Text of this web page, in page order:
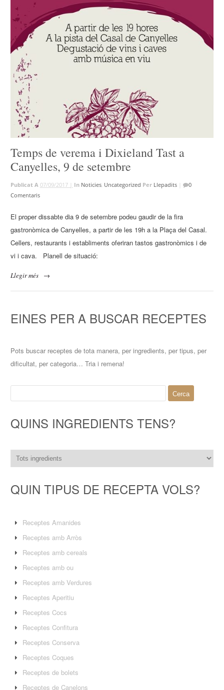
Temps de verema i Dixieland Tast a
Canyelles, 9 de setembre
Publicat A07/09/2017 | In Noticies, Uncategorized Per Llepadits
0
Comentaris
El proper dissabte dia 9 de setembre podeu gaudir de la fira
gastronòmica de Canyelles, a partir de les 19h a la Plaça del Casal.
Cellers, restaurants i establiments oferiran tastos gastronòmics i de
vi i cava. Planell de situació:
Llegir més →
EINES PER A BUSCAR RECEPTES
Pots buscar receptes de tota manera, per ingredients, per tipus, per
dificultat, per categoria… Tria i remena!
QUINS INGREDIENTS TENS?
QUIN TIPUS DE RECEPTA VOLS?
Receptes Amanides
Receptes amb Arròs
Receptes amb cereals
Receptes amb ou
Receptes amb Verdures
Receptes Aperitiu
Receptes Cocs
Receptes Confitura
Receptes Conserva
Receptes Coques
Receptes de bolets
Receptes de Canelons